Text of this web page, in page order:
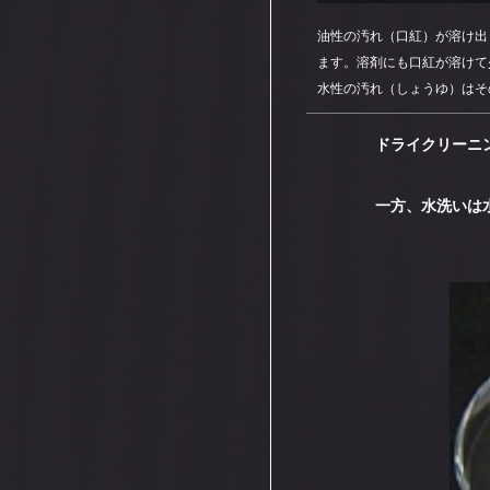
油性の汚れ（口紅）が溶け
ます。溶剤にも口紅が溶け
水性の汚れ（しょうゆ）は
ドライクリー
一方、水洗いは